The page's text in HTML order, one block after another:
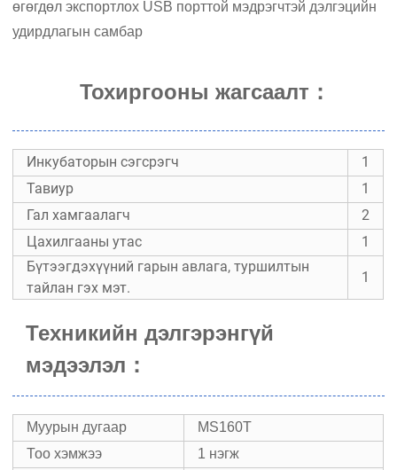
өгөгдөл экспортлох USB порттой мэдрэгчтэй дэлгэцийн
удирдлагын самбар
Тохиргооны жагсаалт：
Инкубаторын сэгсрэгч
1
Тавиур
1
Гал хамгаалагч
2
Цахилгааны утас
1
Бүтээгдэхүүний гарын авлага, туршилтын
тайлан гэх мэт.
1
Техникийн дэлгэрэнгүй
мэдээлэл ：
Муурын дугаар
MS160T
Тоо хэмжээ
1 нэгж